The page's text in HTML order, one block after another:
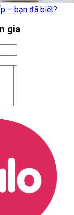
– bạn đã biết?
gia